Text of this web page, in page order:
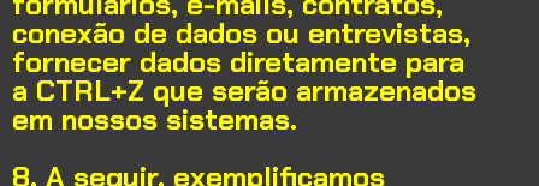
conexão de dados ou entrevistas,
fornecer dados diretamente para
a CTRL+Z que serão armazenados
em nossos sistemas.
8. A seguir, exemplificamos